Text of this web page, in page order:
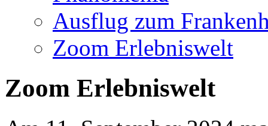
Ausflug zum
Zoom Erlebniswelt
Zoom Erlebniswelt